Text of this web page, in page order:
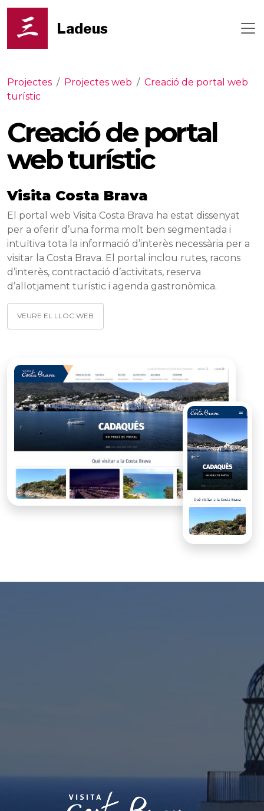
Ladeus
Projectes / Projectes web / Creació de portal web
turístic
Creació de portal
web turístic
Visita Costa Brava
El portal web Visita Costa Brava ha estat dissenyat
per a oferir d’una forma molt ben segmentada i
intuïtiva tota la informació d’interès necessària per a
visitar la Costa Brava. El portal inclou rutes, racons
d’interès, contractació d’activitats, reserva
d’allotjament turístic i agenda gastronòmica.
VEURE EL LLOC WEB